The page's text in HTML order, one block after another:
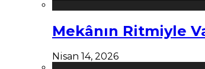
Mekânın Ritmiyle
Nisan 14, 2026